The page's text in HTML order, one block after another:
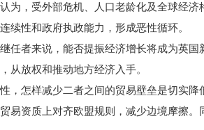
，受外部危机、人口老龄化及全球经济
续性和政府执政能力，形成恶性循环。
者来说，能否提振经济增长将成为英国
从放权和推动地方经济入手。
怎样减少二者之间的贸易壁垒是切实降
易资质上对齐欧盟规则，减少边境摩擦